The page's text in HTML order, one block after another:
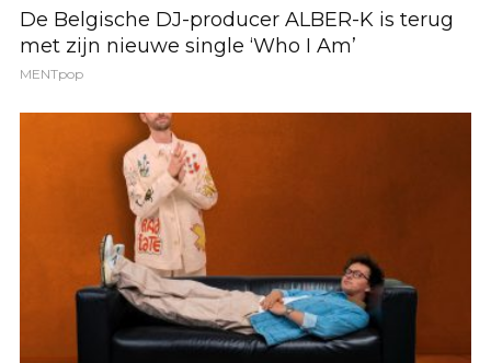
De Belgische DJ-producer ALBER-K is terug
met zijn nieuwe single ‘Who I Am’
MENTpop